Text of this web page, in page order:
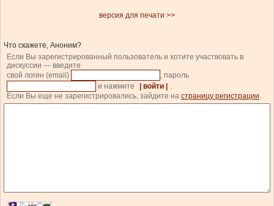
версия для печати >>
Что скажете, Аноним?
Если Вы зарегистрированный пользователь и хотите участвовать в
дискуссии — введите
свой логин (email)
, пароль
и нажмите
| войти |
.
Если Вы еще не зарегистрировались, зайдите на страницу регистрации.